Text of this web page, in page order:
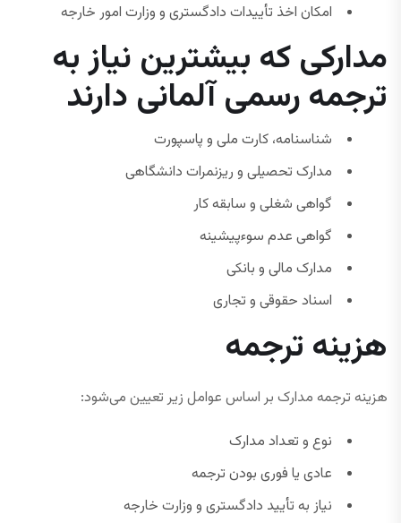
امکان اخذ تأییدات دادگستری و وزارت امور خارجه
مدارکی که بیشترین نیاز به
ترجمه رسمی آلمانی دارند
شناسنامه، کارت ملی و پاسپورت
مدارک تحصیلی و ریزنمرات دانشگاهی
گواهی شغلی و سابقه کار
گواهی عدم سوءپیشینه
مدارک مالی و بانکی
اسناد حقوقی و تجاری
هزینه ترجمه
هزینه ترجمه مدارک بر اساس عوامل زیر تعیین می‌شود:
نوع و تعداد مدارک
عادی یا فوری بودن ترجمه
نیاز به تأیید دادگستری و وزارت خارجه